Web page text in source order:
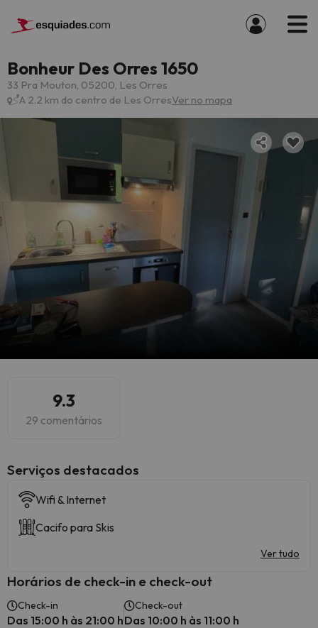
Bonheur Des Orres 1650
33 Pra Mouton, 05200, Les Orres
A 2.2 km do centro de Les OrresVer no mapa
9.3
29 comentários
Serviços destacados
Wifi & Internet
Cacifo para Skis
Ver tudo
Horários de check-in e check-out
Check-in
Das 15:00 h às 21:00 h
Check-out
Das 10:00 h às 11:00 h